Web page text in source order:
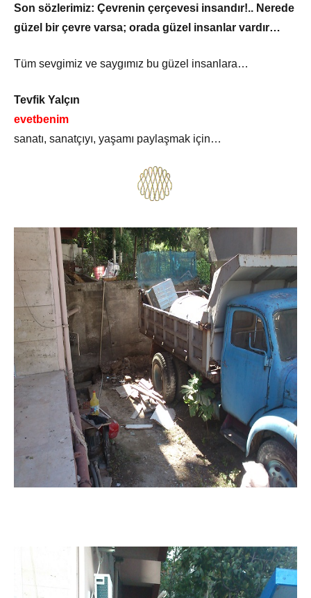
Son sözlerimiz: Çevrenin çerçevesi insandır!.. Nerede
güzel bir çevre varsa; orada güzel insanlar vardır…
Tüm sevgimiz ve saygımız bu güzel insanlara…
Tevfik Yalçın
evetbenim
sanatı, sanatçıyı, yaşamı paylaşmak için…